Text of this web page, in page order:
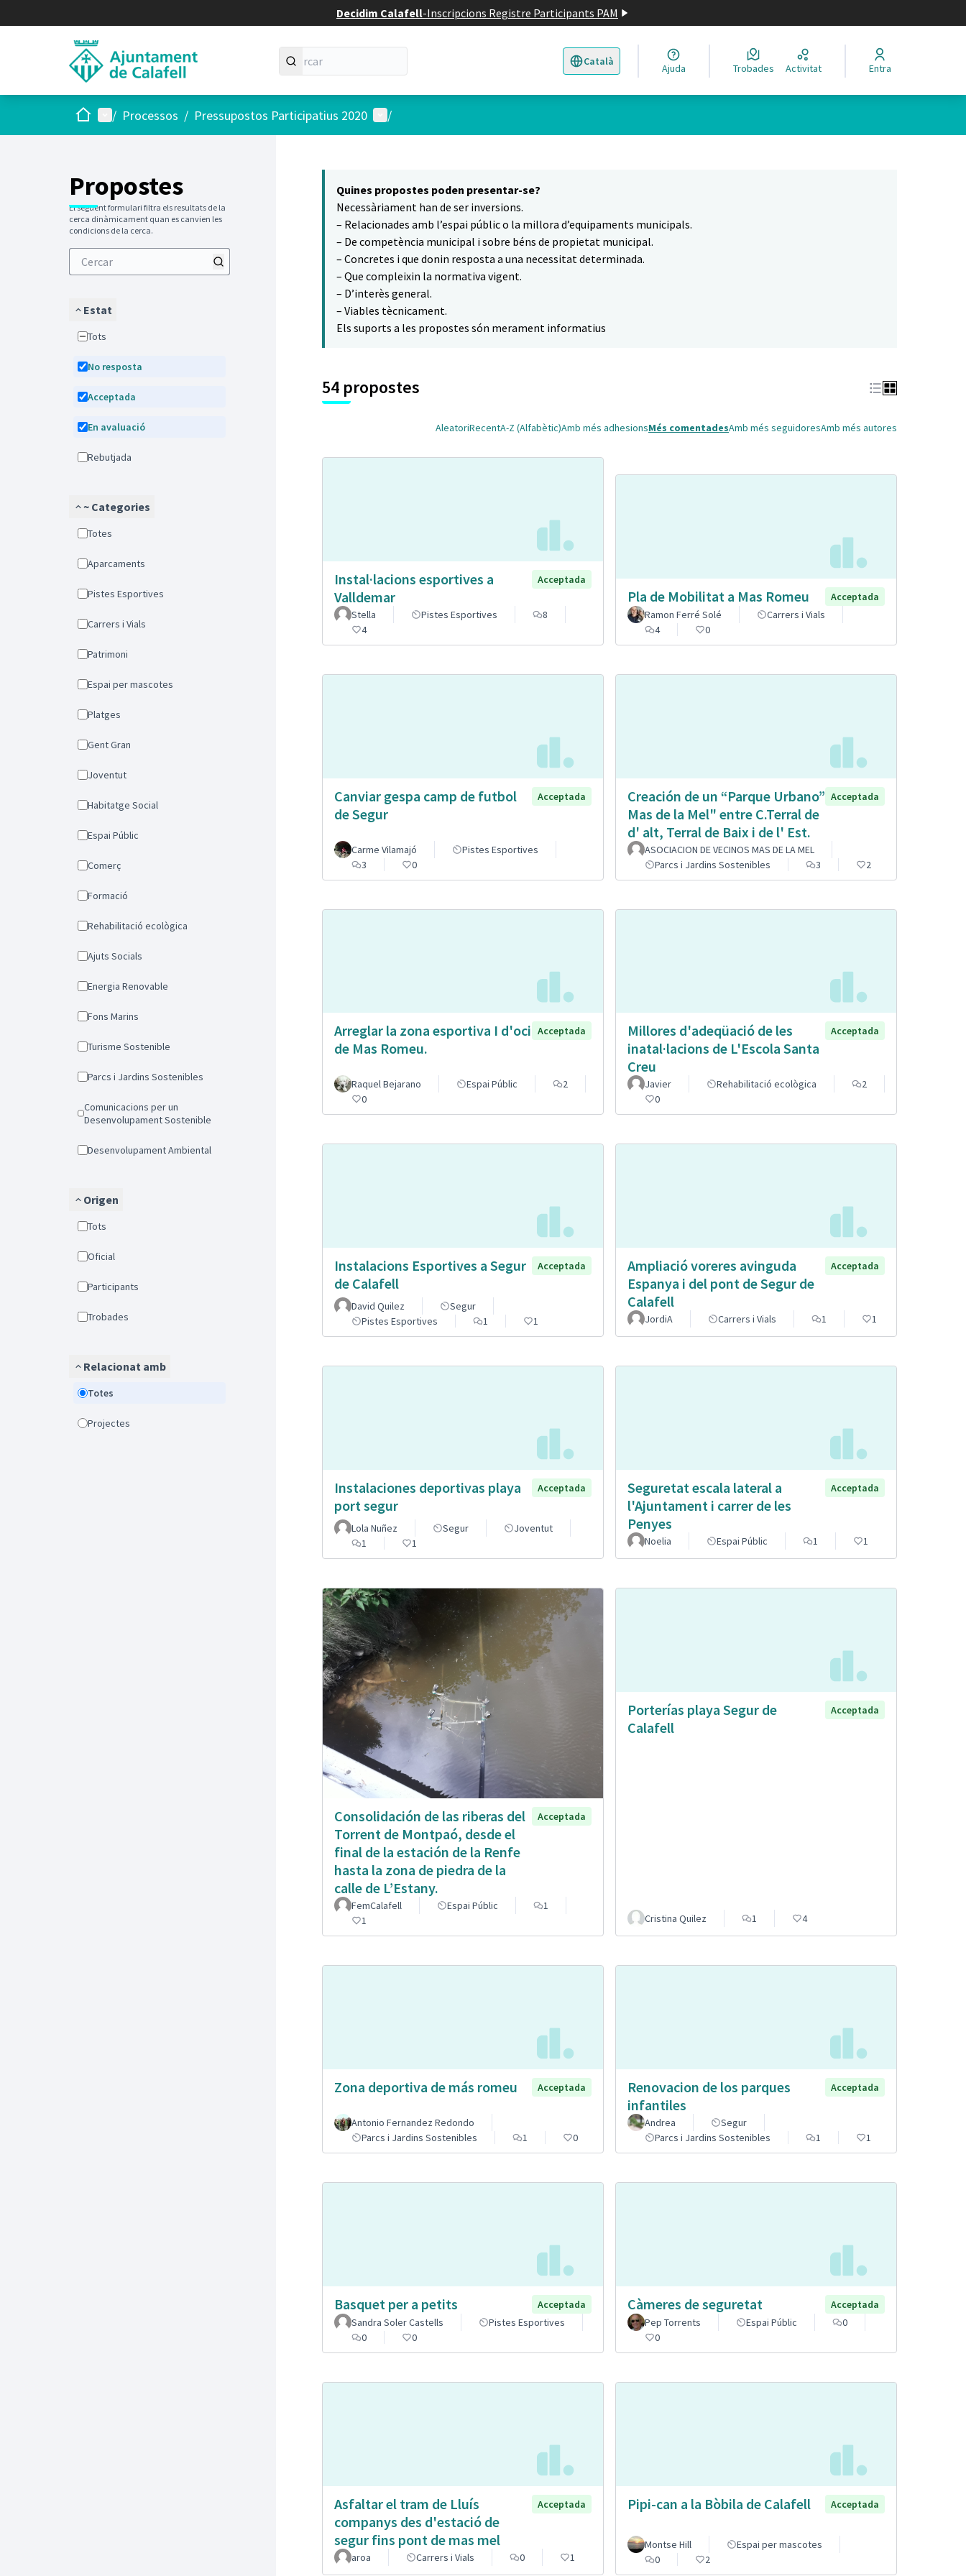
Decidim Calafell-Inscripcions Registre Participants PAM
Català
Triar la llengua Elegir el idioma
Ajuda Trobades Activitat Entra
Inici Menú principal
/ Processos / Pressupostos Participatius 2020 Menú d'usuari
/
Propostes
El següent formulari filtra els resultats de la
cerca dinàmicament quan es canvien les
condicions de la cerca.
Estat
Tots
No resposta
Acceptada
En avaluació
Rebutjada
~ Categories
Totes
Aparcaments
Pistes Esportives
Carrers i Vials
Patrimoni
Espai per mascotes
Platges
Gent Gran
Joventut
Habitatge Social
Espai Públic
Comerç
Formació
Rehabilitació ecològica
Ajuts Socials
Energia Renovable
Fons Marins
Turisme Sostenible
Parcs i Jardins Sostenibles
Comunicacions per un
Desenvolupament Sostenible
Desenvolupament Ambiental
Origen
Tots
Oficial
Participants
Trobades
Relacionat amb
Totes
Projectes
8
Quines propostes poden presentar-se?
Necessàriament han de ser inversions.
– Relacionades amb l’espai públic o la millora d’equipaments municipals.
– De competència municipal i sobre béns de propietat municipal.
– Concretes i que donin resposta a una necessitat determinada.
– Que compleixin la normativa vigent.
– D’interès general.
– Viables tècnicament.
Els suports a les propostes són merament informatius
54 propostes
AleatoriRecentA-Z (Alfabètic)Amb més adhesionsMés comentadesAmb més seguidoresAmb més autores
Instal·lacions esportives a
Valldemar
Acceptada
Stella Pistes Esportives
8
4
Pla de Mobilitat a Mas Romeu
Acceptada
Ramon Ferré Solé
Carrers i Vials
4
0
Canviar gespa camp de futbol
de Segur
Acceptada
Carme Vilamajó
Pistes Esportives
3
0
Creación de un “Parque Urbano”
Mas de la Mel" entre C.Terral de
d' alt, Terral de Baix i de l' Est.
Acceptada
ASOCIACION DE VECINOS MAS DE LA MEL
Parcs i Jardins Sostenibles
3 2
Arreglar la zona esportiva I d'oci
de Mas Romeu.
Acceptada
Raquel Bejarano Espai Públic
2
0
Millores d'adeqüació de les
inatal·lacions de L'Escola Santa
Creu
Acceptada
Javier Rehabilitació ecològica
2
0
Instalacions Esportives a Segur
de Calafell
Acceptada
David Quilez
Segur
Pistes Esportives
1 1
Ampliació voreres avinguda
Espanya i del pont de Segur de
Calafell
Acceptada
JordiA Carrers i Vials 1 1
Instalaciones deportivas playa
port segur
Acceptada
Lola Nuñez Segur
Joventut
1
1
Seguretat escala lateral a
l'Ajuntament i carrer de les
Penyes
Acceptada
Noelia Espai Públic 1 1
Consolidación de las riberas del
Torrent de Montpaó, desde el
final de la estación de la Renfe
hasta la zona de piedra de la
calle de L’Estany.
Acceptada
FemCalafell Espai Públic
1
1
Porterías playa Segur de
Calafell
Acceptada
Cristina Quilez 1 4
Zona deportiva de más romeu Acceptada
Antonio Fernandez Redondo
Parcs i Jardins Sostenibles
1 0
Renovacion de los parques
infantiles
Acceptada
Andrea
Segur
Parcs i Jardins Sostenibles
1 1
Basquet per a petits
Acceptada
Sandra Soler Castells
Pistes Esportives
0
0
Càmeres de seguretat
Acceptada
Pep Torrents
Espai Públic
0
0
Asfaltar el tram de Lluís
companys des d'estació de
segur fins pont de mas mel
Acceptada
aroa Carrers i Vials 0 1
Pipi-can a la Bòbila de Calafell Acceptada
Montse Hill
Espai per mascotes
0
2